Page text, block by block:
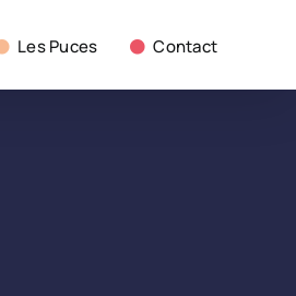
Les Puces Contact